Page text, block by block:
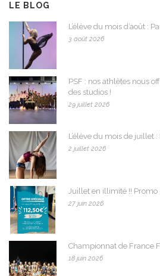
LE BLOG
L’élève du mois d’août :
3 août 2026
PSF : nos athlètes nous
des studios !
29 juillet 2026
L’élève du mois de juillet
2 juillet 2026
Juillet en illimité !! Promo
27 juin 2026
Championnat de France
18 juin 2026